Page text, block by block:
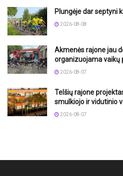
Plungėje dar septyni
2026-08-08
Akmenės rajone jau
organizuojama vaikų
2026-08-07
Telšių rajone
smulkiojo ir vidutinio
2026-08-07